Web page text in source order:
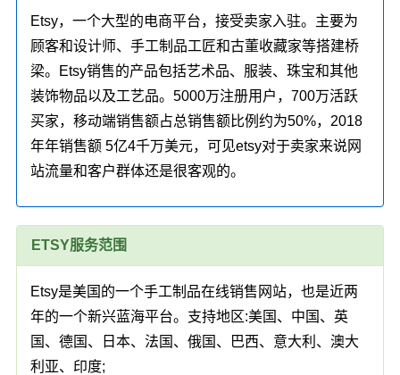
Etsy，一个大型的电商平台，接受卖家入驻。主要为
顾客和设计师、手工制品工匠和古董收藏家等搭建桥
梁。Etsy销售的产品包括艺术品、服装、珠宝和其他
装饰物品以及工艺品。5000万注册用户，700万活跃
买家，移动端销售额占总销售额比例约为50%，2018
年年销售额 5亿4千万美元，可见etsy对于卖家来说网
站流量和客户群体还是很客观的。
ETSY服务范围
Etsy是美国的一个手工制品在线销售网站，也是近两
年的一个新兴蓝海平台。支持地区:美国、中国、英
国、德国、日本、法国、俄国、巴西、意大利、澳大
利亚、印度;